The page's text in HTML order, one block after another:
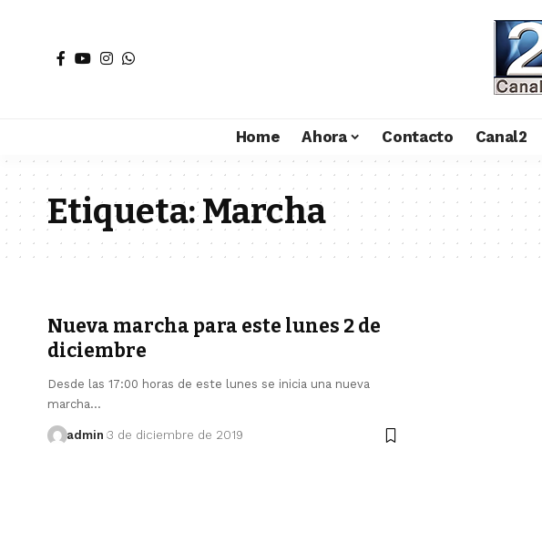
Home Ahora Contacto Canal2
Etiqueta:Marcha
Nueva marcha para este lunes 2 de
diciembre
Desde las 17:00 horas de este lunes se inicia una nueva
marcha…
admin 3 de diciembre de 2019